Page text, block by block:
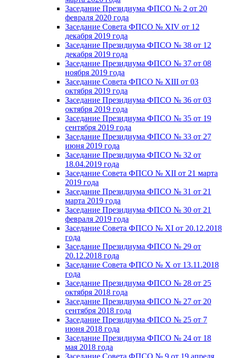
Заседание Президиума ФПСО № 2 от 20
февраля 2020 года
Заседание Совета ФПСО № XIV от 12
декабря 2019 года
Заседание Президиума ФПСО № 38 от 12
декабря 2019 года
Заседание Президиума ФПСО № 37 от 08
ноября 2019 года
Заседание Совета ФПСО № XIII от 03
октября 2019 года
Заседание Президиума ФПСО № 36 от 03
октября 2019 года
Заседание Президиума ФПСО № 35 от 19
сентября 2019 года
Заседание Президиума ФПСО № 33 от 27
июня 2019 года
Заседание Президиума ФПСО № 32 от
18.04.2019 года
Заседание Совета ФПСО № XII от 21 марта
2019 года
Заседание Президиума ФПСО № 31 от 21
марта 2019 года
Заседание Президиума ФПСО № 30 от 21
февраля 2019 года
Заседание Совета ФПСО № XI от 20.12.2018
года
Заседание Президиума ФПСО № 29 от
20.12.2018 года
Заседание Совета ФПСО № X от 13.11.2018
года
Заседание Президиума ФПСО № 28 от 25
октября 2018 года
Заседание Президиума ФПСО № 27 от 20
сентября 2018 года
Заседание Президиума ФПСО № 25 от 7
июня 2018 года
Заседание Президиума ФПСО № 24 от 18
мая 2018 года
Заседание Совета ФПСО № 9 от 19 апреля